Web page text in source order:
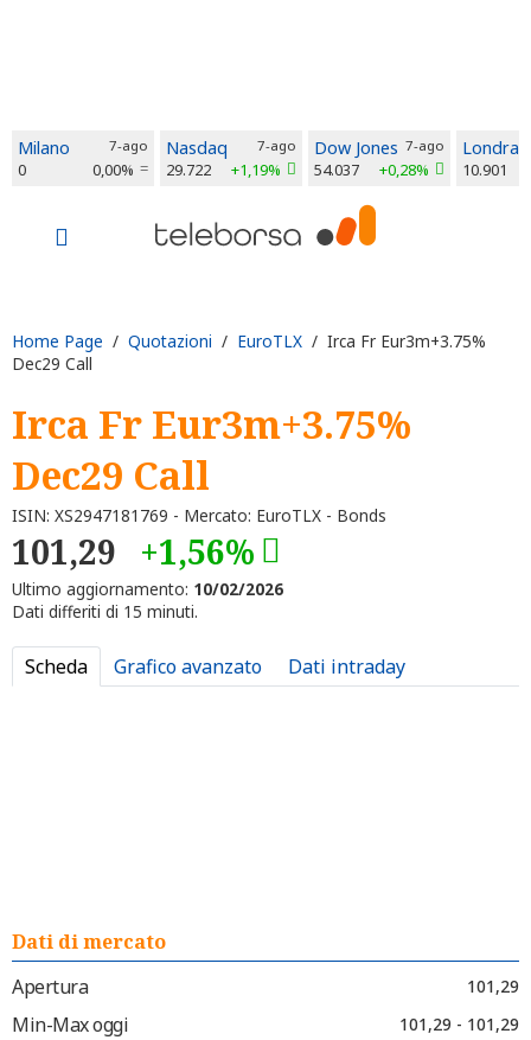
Milano 7-ago
0 0,00%
Nasdaq 7-ago
29.722 +1,19%
Dow Jones 7-ago
54.037 +0,28%
Londra
10.901
Home Page / Quotazioni / EuroTLX / Irca Fr Eur3m+3.75%
Dec29 Call
Irca Fr Eur3m+3.75%
Dec29 Call
ISIN: XS2947181769 - Mercato: EuroTLX - Bonds
101,29 +1,56%
Ultimo aggiornamento: 10/02/2026
Dati differiti di 15 minuti.
Scheda Grafico avanzato Dati intraday
Dati di mercato
Apertura
101,29
Min-Max oggi 101,29 - 101,29